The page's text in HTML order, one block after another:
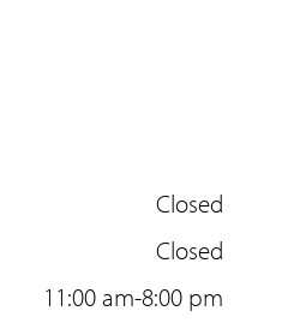
Closed
Closed
11:00 am-8:00 pm